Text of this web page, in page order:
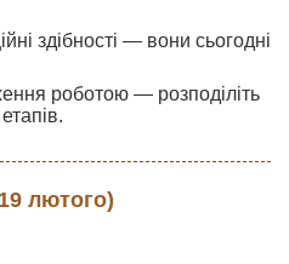
здібності — вони сьогодні
роботою — розподіліть
лютого)